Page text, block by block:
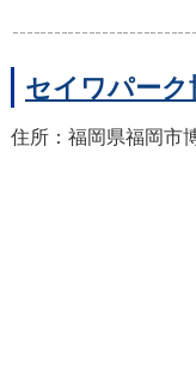
セイワパー
住所：福岡県福岡市